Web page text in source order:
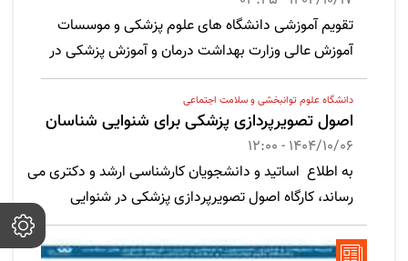
تقویم آموزشی دانشگاه های علوم پزشکی و موسسات
آموزش عالی وزارت بهداشت درمان و آموزش پزشکی در
نیمسال دوم سال تحصیلی 405-404
دانشگاه علوم توانبخشی و سلامت اجتماعی
اصول تصویرپردازی پزشکی برای شنوایی شناسان
1404/10/06 - 12:00
به اطلاع اساتید و دانشجویان کارشناسی ارشد و دکتری می
رساند، کارگاه اصول تصویرپردازی پزشکی در شنوایی
شناسان توسط جناب آقای دکتر لطفی در سالن کنفرانس
گروه شنوایی شناسان 06 دی ماه 1404 ساعت 12-14 برگزار